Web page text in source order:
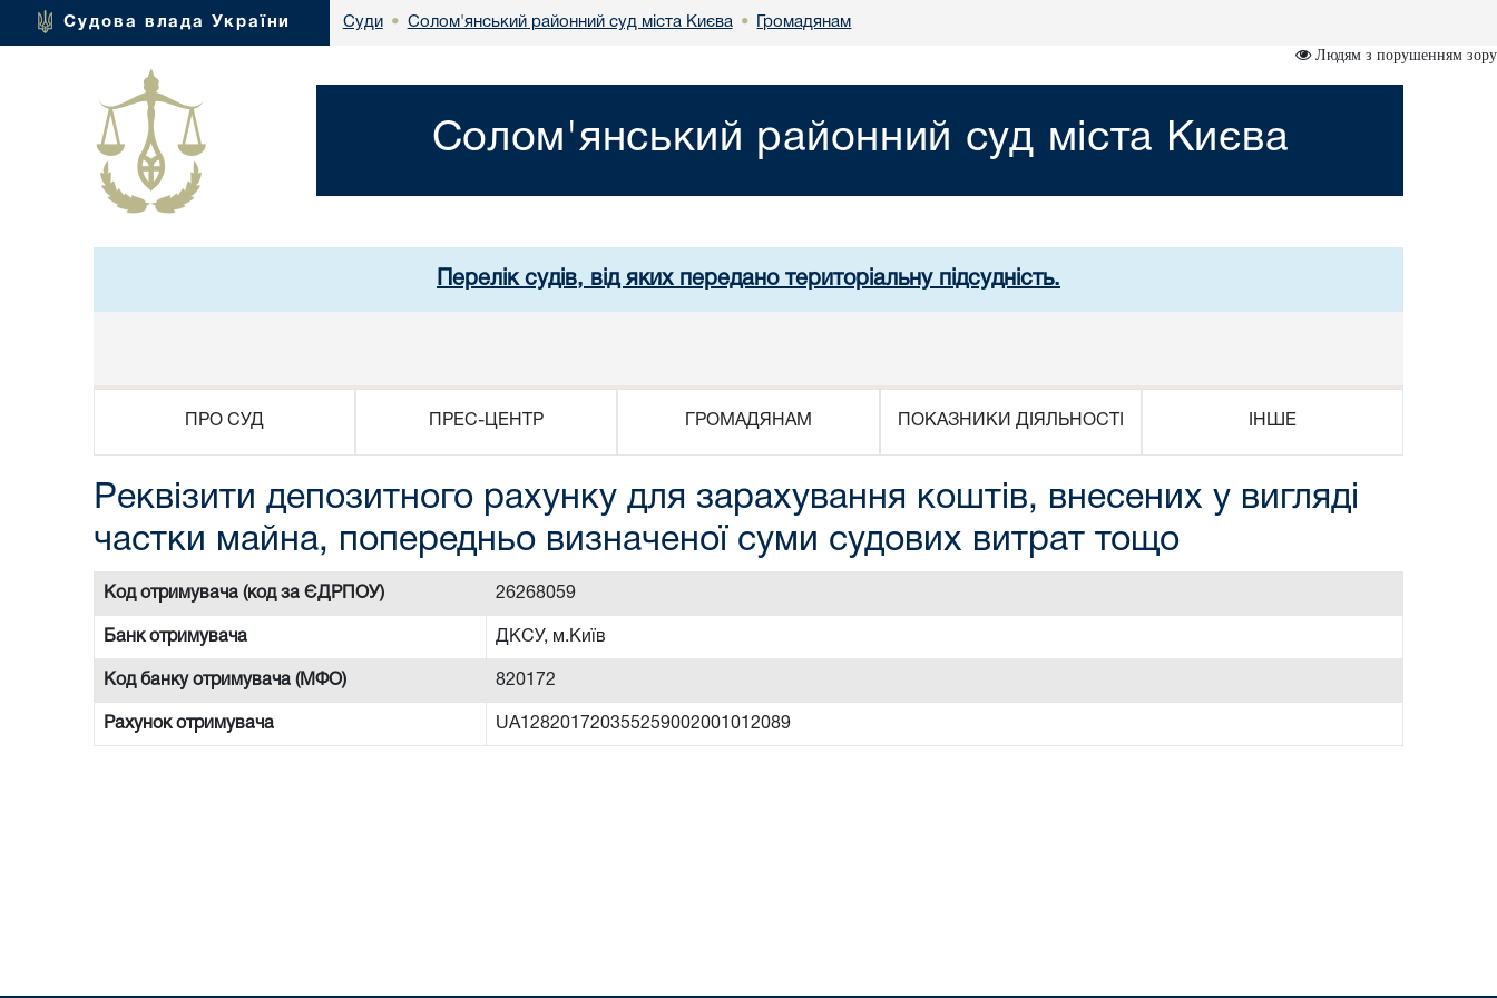
Судова влада України Суди • Солом'янський районний суд міста Києва • Громадянам
Людям з порушенням зору
Солом'янський районний суд міста Києва
Перелік судів, від яких передано територіальну підсудність.
ПРО СУД ПРЕС-ЦЕНТР ГРОМАДЯНАМ ПОКАЗНИКИ ДІЯЛЬНОСТІ ІНШЕ
Реквізити депозитного рахунку для зарахування коштів, внесених у вигляді
частки майна, попередньо визначеної суми судових витрат тощо
Код отримувача (код за ЄДРПОУ) 26268059
Банк отримувача ДКСУ, м.Київ
Код банку отримувача (МФО) 820172
Рахунок отримувача UA128201720355259002001012089